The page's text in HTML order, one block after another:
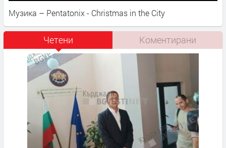
Музика – Pentatonix - Christmas in the City
Четени Коментирани